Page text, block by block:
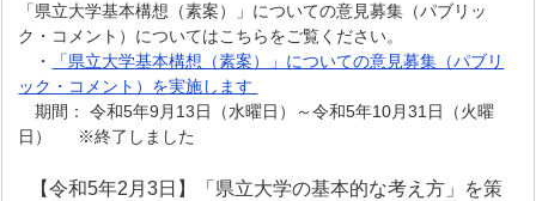
「県立大学基本構想（素案）」についての意見募集（パブリッ
ク・コメント）についてはこちらをご覧ください。
・
「県立大学基本構想（素案）」についての意見募集（パブリ
ック・コメント）を実施します
期間： 令和5年9月13日（水曜日）～令和5年10月31日（火曜
日） ※終了しました
【令和5年2月3日】「県立大学の基本的な考え方」を策